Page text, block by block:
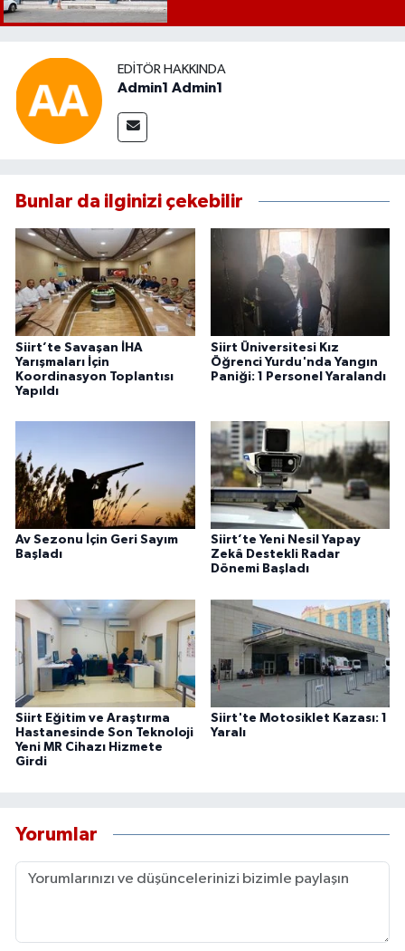
EDITÖR HAKKINDA
Admin1 Admin1
Bunlar da ilginizi çekebilir
Siirt’te Savaşan İHA
Yarışmaları İçin
Koordinasyon Toplantısı
Yapıldı
Siirt Üniversitesi Kız
Öğrenci Yurdu'nda Yangın
Paniği: 1 Personel Yaralandı
Av Sezonu İçin Geri Sayım
Başladı
Siirt’te Yeni Nesil Yapay
Zekâ Destekli Radar
Dönemi Başladı
Siirt Eğitim ve Araştırma
Hastanesinde Son Teknoloji
Yeni MR Cihazı Hizmete
Girdi
Siirt'te Motosiklet Kazası: 1
Yaralı
Yorumlar